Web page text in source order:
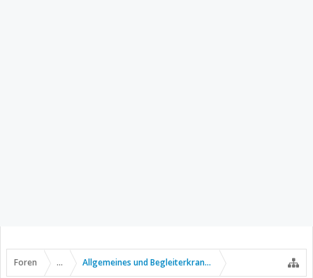
Foren ... Allgemeines und Begleiterkrankungen